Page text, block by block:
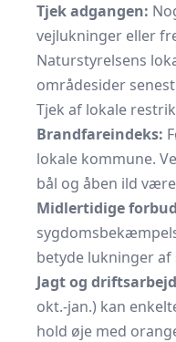
Tjek adgangen:
vejlukninger eller
Naturstyrelsens
områdesider
Tjek af lokale
Brandfareindeks:
lokale kommune.
bål og åben ild
Midlertidige
betyde lukninger
Jagt og
okt.-jan.) kan
hold øje med